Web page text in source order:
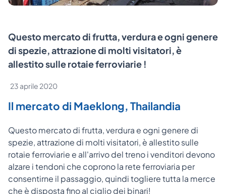
Questo mercato di frutta, verdura e ogni genere
di spezie, attrazione di molti visitatori, è
allestito sulle rotaie ferroviarie !
23 aprile 2020
Il mercato di Maeklong, Thailandia
Questo mercato di frutta, verdura e ogni genere di
spezie, attrazione di molti visitatori, è allestito sulle
rotaie ferroviarie e all'arrivo del treno i venditori devono
alzare i tendoni che coprono la rete ferroviaria per
consentirne il passaggio, quindi togliere tutta la merce
che è disposta fino al ciglio dei binari!